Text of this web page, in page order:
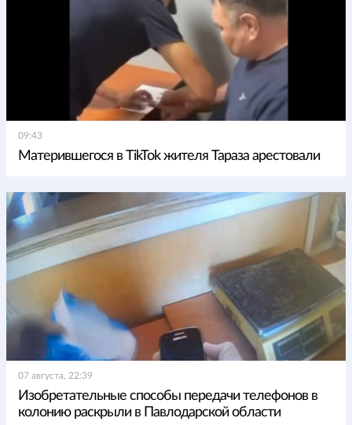
09:43
Матерившегося в TikTok жителя Тараза арестовали
07 августа, 22:39
Изобретательные способы передачи телефонов в
колонию раскрыли в Павлодарской области